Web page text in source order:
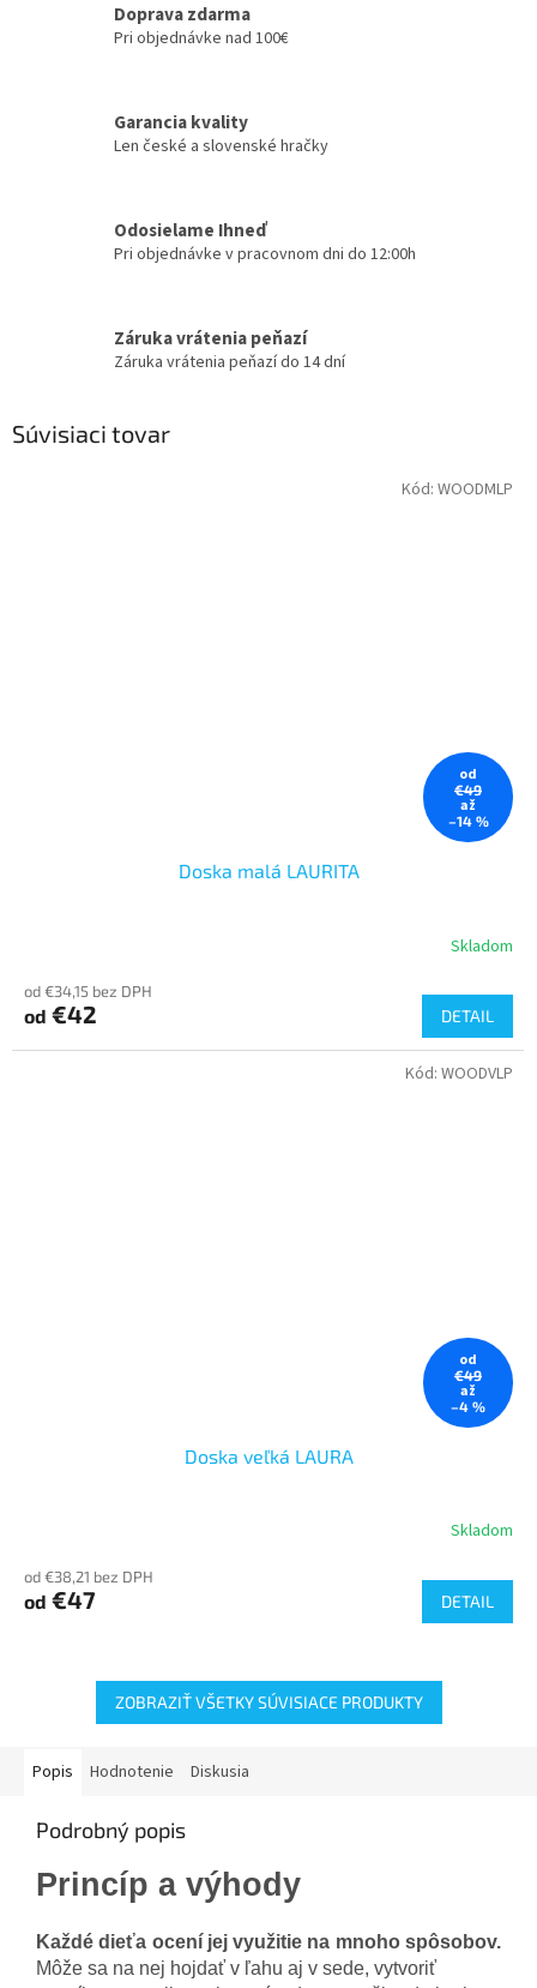
Doprava zdarma
Pri objednávke nad 100€
Garancia kvality
Len české a slovenské hračky
Odosielame Ihneď
Pri objednávke v pracovnom dni do 12:00h
Záruka vrátenia peňazí
Záruka vrátenia peňazí do 14 dní
Súvisiaci tovar
od
€49
až
–14 %
Doska malá LAURITA
Skladom
od €34,15 bez DPH
od €42 DETAIL
Kód: WOODMLP
od
€49
až
–4 %
Doska veľká LAURA
Skladom
od €38,21 bez DPH
od €47 DETAIL
Kód: WOODVLP
ZOBRAZIŤ VŠETKY SÚVISIACE PRODUKTY
Popis Hodnotenie Diskusia
Podrobný popis
Princíp a výhody
Každé dieťa ocení jej využitie na mnoho spôsobov.
Môže sa na nej hojdať v ľahu aj v sede, vytvoriť